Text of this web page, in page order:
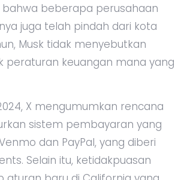
beberapa perusahaan
juga telah pindah dari kota
Musk tidak menyebutkan
peraturan keuangan mana yang
X mengumumkan rencana
sistem pembayaran yang
dan PayPal, yang diberi
Selain itu, ketidakpuasan